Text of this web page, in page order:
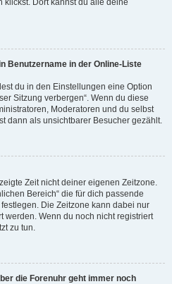
Dort kannst du alle deine
Benutzername in der Online-Liste
du in den Einstellungen eine Option
Sitzung verbergen“. Wenn du diese
Moderatoren und du selbst
dann als unsichtbarer Besucher gezählt.
Zeit nicht deiner eigenen Zeitzone.
Bereich“ die für dich passende
Die Zeitzone kann dabei nur
werden. Wenn du noch nicht registriert
zu tun.
die Forenuhr geht immer noch